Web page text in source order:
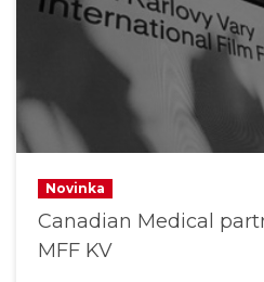
Novinka
Canadian Medical
MFF KV